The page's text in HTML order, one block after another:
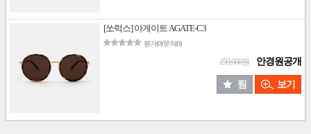
[쏘럭스] 아게이트 AGATE-C3
평가(0)/문의(0)
259,000원 안경원공개
보기
찜